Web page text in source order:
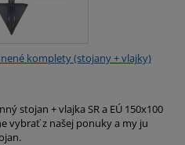
komplety (stojany + vlajky)
stojan + vlajka SR a EÚ 150x100
vybrať z našej ponuky a my ju